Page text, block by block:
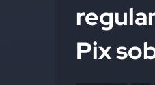
Pix